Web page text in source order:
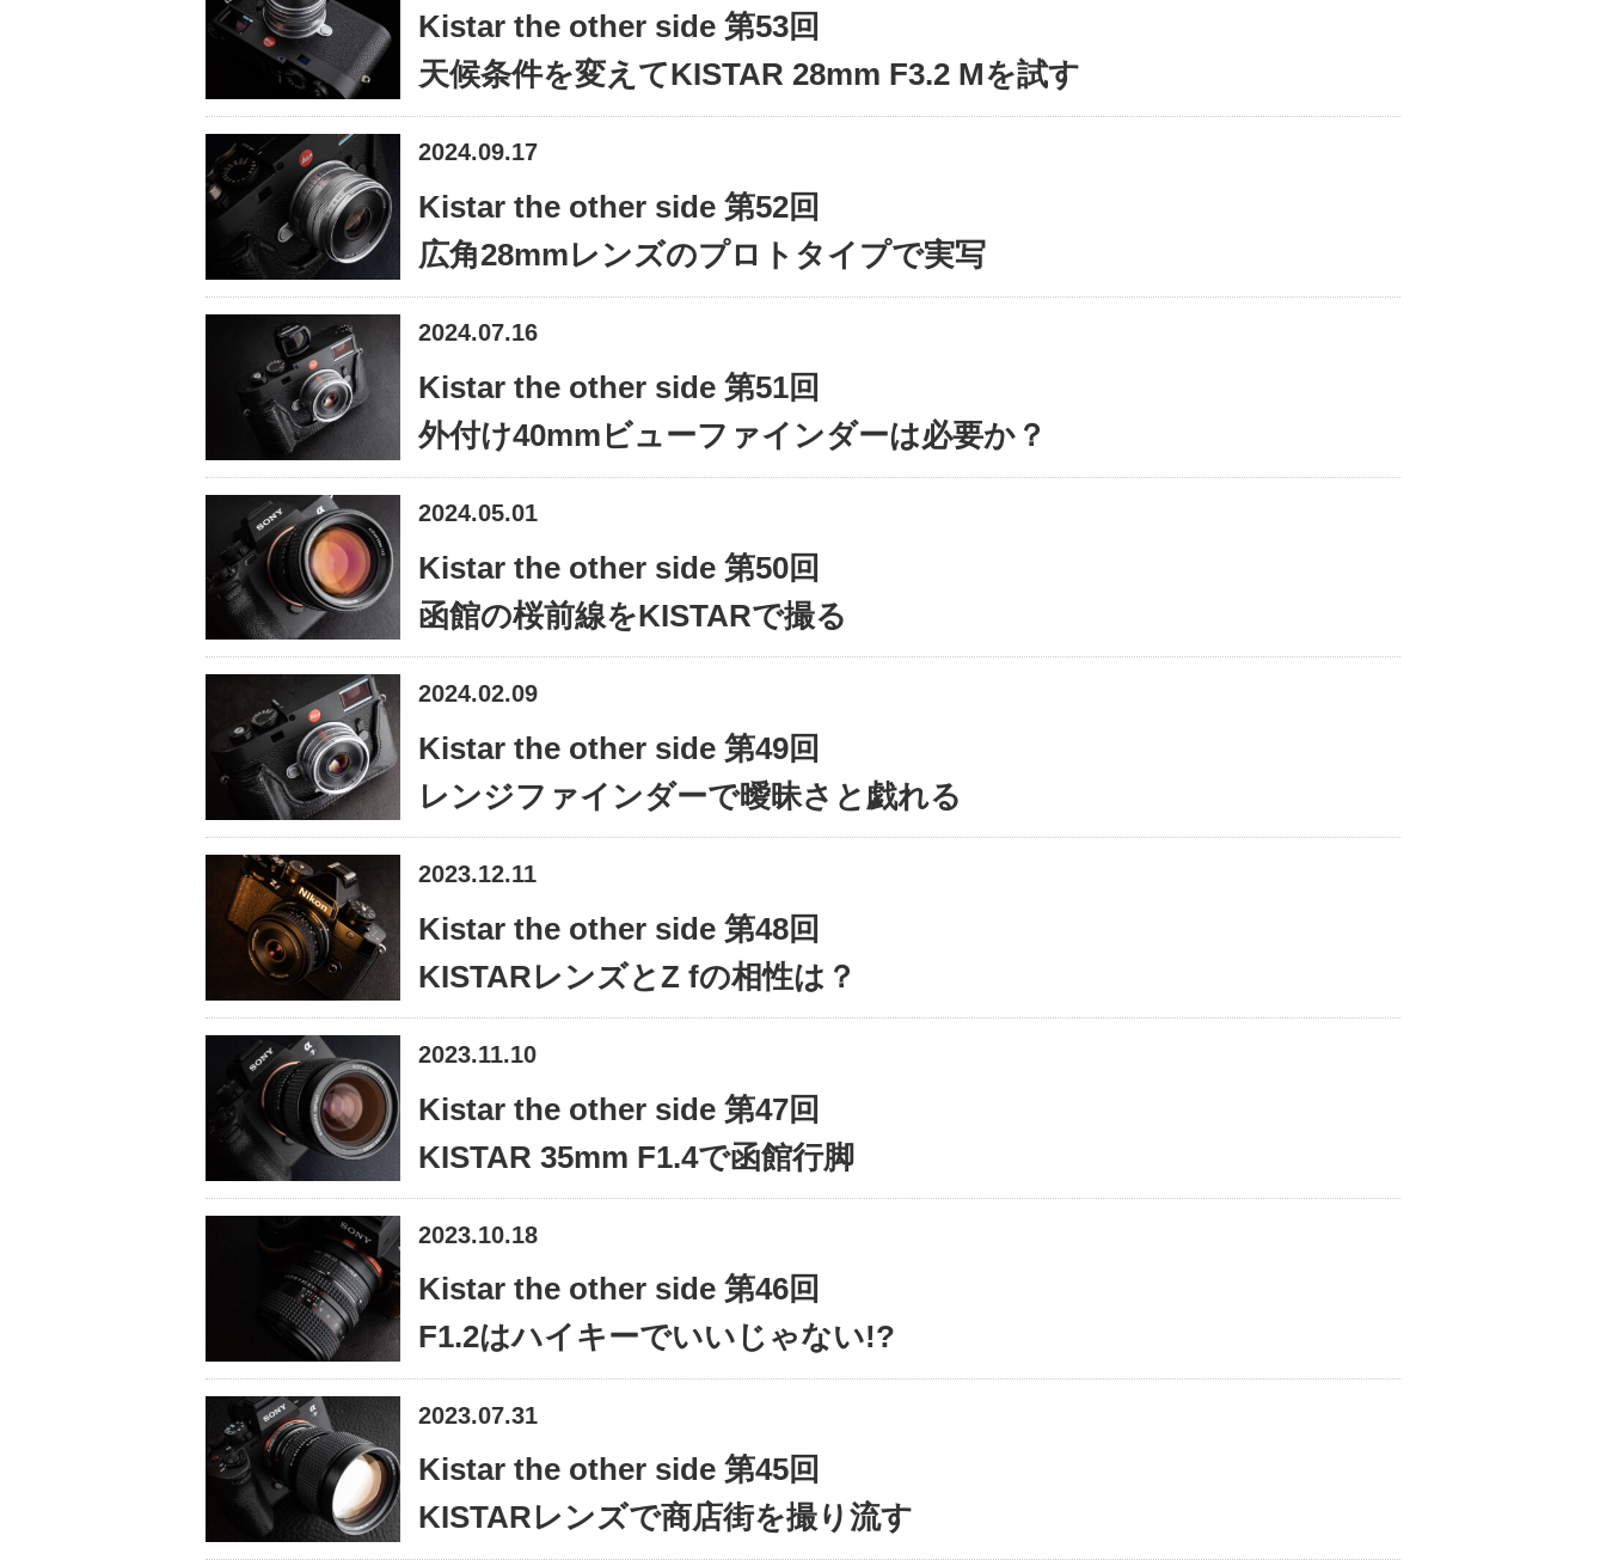
Kistar the other side 第53回
天候条件を変えてKISTAR 28mm F3.2 Mを試す
Kistar the other side 第52回
広角28mmレンズのプロトタイプで実写
2024.09.17
Kistar the other side 第51回
外付け40mmビューファインダーは必要か？
2024.07.16
Kistar the other side 第50回
函館の桜前線をKISTARで撮る
2024.05.01
Kistar the other side 第49回
レンジファインダーで曖昧さと戯れる
2024.02.09
Kistar the other side 第48回
KISTARレンズとZ fの相性は？
2023.12.11
Kistar the other side 第47回
KISTAR 35mm F1.4で函館行脚
2023.11.10
Kistar the other side 第46回
F1.2はハイキーでいいじゃない!?
2023.10.18
Kistar the other side 第45回
KISTARレンズで商店街を撮り流す
2023.07.31